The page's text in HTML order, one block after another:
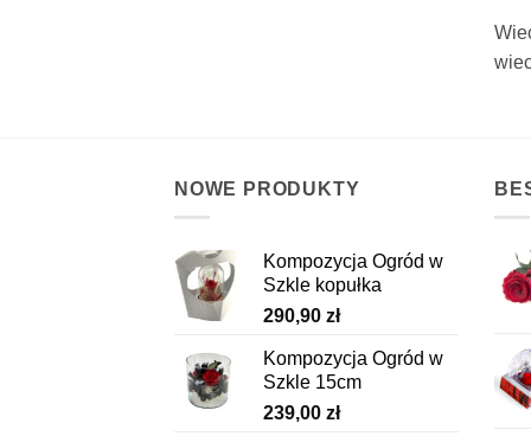
NOWE PRODUKTY
Kompozycja Ogród w
Szkle kopułka
290,90 zł
Kompozycja Ogród w
Szkle 15cm
239,00 zł